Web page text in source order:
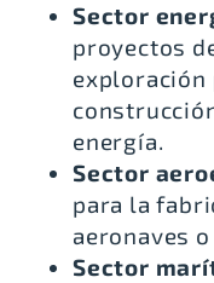
Sector
proyectos
exploración
energía.
Sector
para la
aeronaves
Sector